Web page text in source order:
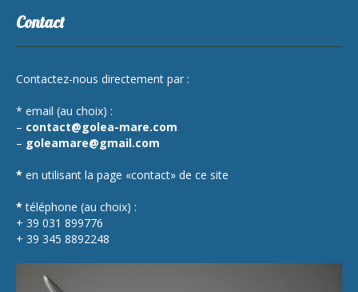
Contact
Contactez-nous directement par :
* email (au choix) :
– contact@golea-mare.com
– goleamare@gmail.com
* en utilisant la page «contact» de ce site
* téléphone (au choix) :
+ 39 031 899776
+ 39 345 8892248